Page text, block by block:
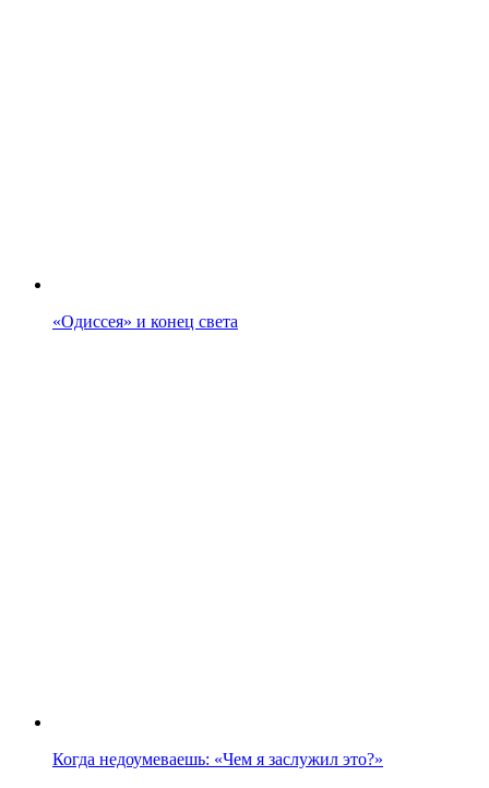
«Одиссея» и конец света
Когда недоумеваешь: «Чем я заслужил это?»